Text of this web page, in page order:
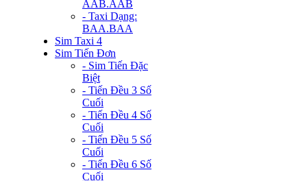
AAB.AAB
- Taxi Dạng:
BAA.BAA
Sim Taxi 4
Sim Tiến Đơn
- Sim Tiến Đặc
Biệt
- Tiến Đều 3 Số
Cuối
- Tiến Đều 4 Số
Cuối
- Tiến Đều 5 Số
Cuối
- Tiến Đều 6 Số
Cuối